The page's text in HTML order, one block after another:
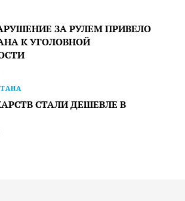
ЗА РУЛЕМ ПРИВЕЛО
К УГОЛОВНОЙ
СТАЛИ ДЕШЕВЛЕ В